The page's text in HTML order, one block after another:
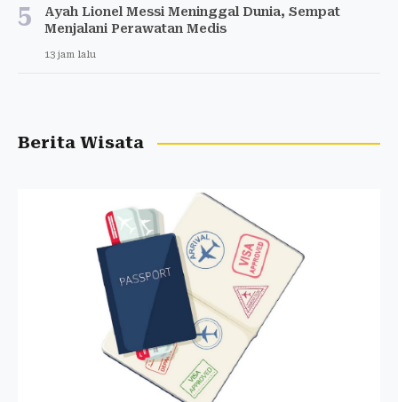
5
Ayah Lionel Messi Meninggal Dunia, Sempat
Menjalani Perawatan Medis
13 jam lalu
Berita Wisata